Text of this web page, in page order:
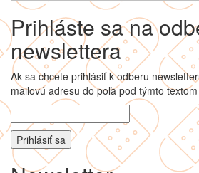
Prihláste sa na
newslettera
Ak sa chcete prihlásiť k odberu
mailovú adresu do poľa pod týmto